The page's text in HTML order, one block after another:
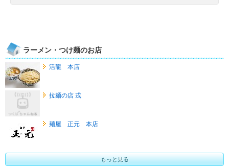
ラーメン・つけ麺のお店
活龍 本店
拉麺の店 戎
麺屋 正元 本店
もっと見る